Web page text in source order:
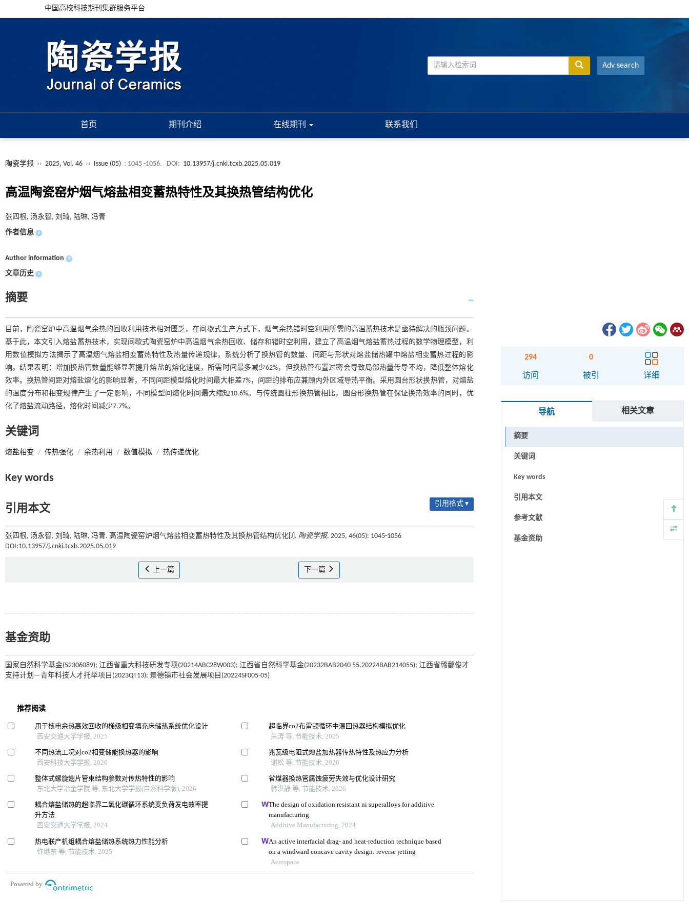
中国高校科技期刊集群服务平台
Adv search
首页 期刊介绍 在线期刊 联系我们
陶瓷学报 ›› 2025, Vol. 46 ›› Issue (05) : 1045 -1056. DOI: 10.13957/j.cnki.tcxb.2025.05.019
高温陶瓷窑炉烟气熔盐相变蓄热特性及其换热管结构优化
张四根, 汤永智, 刘琦, 陆琳, 冯青
作者信息 +
Author information +
文章历史 +
摘要
目前，陶瓷窑炉中高温烟气余热的回收利用技术相对匮乏，在间歇式生产方式下，烟气余热错时空利用所需的高温蓄热技术是亟待解决的瓶颈问题。
基于此，本文引入熔盐蓄热技术，实现间歇式陶瓷窑炉中高温烟气余热回收、储存和错时空利用，建立了高温烟气熔盐蓄热过程的数学物理模型，利
用数值模拟方法揭示了高温烟气熔盐相变蓄热特性及热量传递规律，系统分析了换热管的数量、间距与形状对熔盐储热罐中熔盐相变蓄热过程的影
响。结果表明：增加换热管数量能够显著提升熔盐的熔化速度，所需时间最多减少62%，但换热管布置过密会导致局部热量传导不均，降低整体熔化
效率。换热管间距对熔盐熔化的影响显著，不同间距模型熔化时间最大相差7%，间距的排布应兼顾内外区域导热平衡。采用圆台形状换热管，对熔盐
的温度分布和相变规律产生了一定影响，不同模型间熔化时间最大缩短10.6%。与传统圆柱形换热管相比，圆台形换热管在保证换热效率的同时，优
化了熔盐流动路径，熔化时间减少7.7%。
关键词
熔盐相变 / 传热强化 / 余热利用 / 数值模拟 / 热传递优化
Key words
引用本文 引用格式 ▾
张四根, 汤永智, 刘琦, 陆琳, 冯青. 高温陶瓷窑炉烟气熔盐相变蓄热特性及其换热管结构优化[J]. 陶瓷学报, 2025, 46(05): 1045-1056
DOI:10.13957/j.cnki.tcxb.2025.05.019
上一篇 下一篇
基金资助
国家自然科学基金(52306089); 江西省重大科技研发专项(20214ABC28W003); 江西省自然科学基金(20232BAB2040 55,20224BAB214055); 江西省赣鄱俊才
支持计划—青年科技人才托举项目(2023QT13); 景德镇市社会发展项目(20224SF005-05)
294
访问
0
被引 详细
导航 相关文章
摘要
关键词
Key words
引用本文
参考文献
基金资助